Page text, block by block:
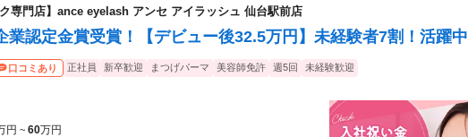
ク専⾨店】ance eyelash アンセ アイラッシュ 仙台駅前店
業認定金賞受賞！【デビュー後32.5万円】未経験者7割！活躍中
口コミあり 正社員 新卒歓迎 まつげパーマ 美容師免許 週5回 未経験歓迎
円 ~ 60万円